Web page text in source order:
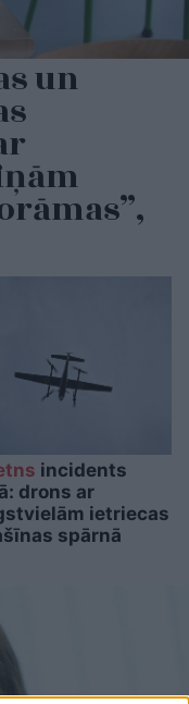
un
incidents
drons ar
ietriecas
spārnā